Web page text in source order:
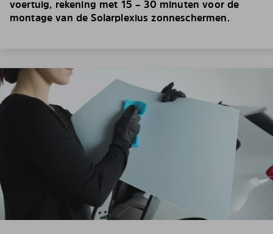
voertuig, rekening met 15 – 30 minuten voor de
montage van de Solarplexius zonneschermen.